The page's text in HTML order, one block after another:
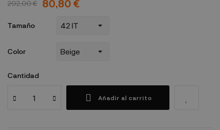
202,00 € 80,80 €
Tamaño
Color
Cantidad
Añadir al carrito